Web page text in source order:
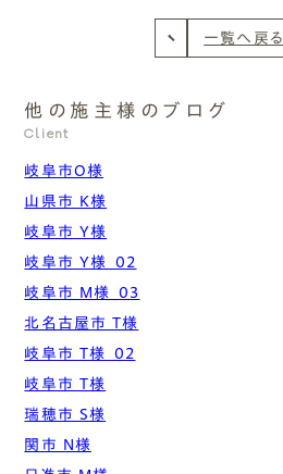
一覧へ戻る
他の施主様のブログ
Client
岐阜市O様
山県市 K様
岐阜市 Y様
岐阜市 Y様_02
岐阜市 M様_03
北名古屋市 T様
岐阜市 T様_02
岐阜市 T様
瑞穂市 S様
関市 N様